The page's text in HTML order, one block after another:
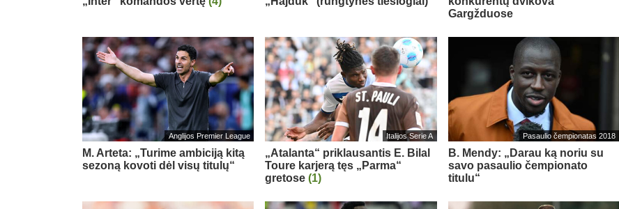
Gargžduose
Anglijos Premier League
M. Arteta: „Turime ambiciją kitą
sezoną kovoti dėl visų titulų“
Italijos Serie A
„Atalanta“ priklausantis E. Bilal
Toure karjerą tęs „Parma“
gretose(1)
Pasaulio čempionatas 2018
B. Mendy: „Darau ką noriu su
savo pasaulio čempionato
titulu“